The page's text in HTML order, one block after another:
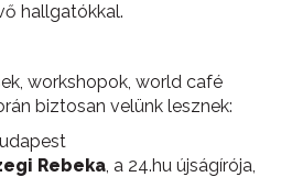
hallgatókkal.
workshopok, world café
biztosan velünk lesznek:
Rebeka, a 24.hu újságírója,